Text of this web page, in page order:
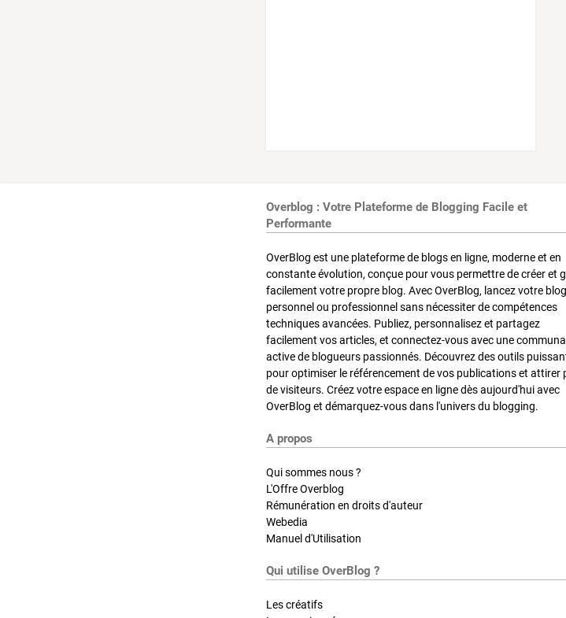
Overblog : Votre Plateforme de Blogging Facile et
Performante
OverBlog est une plateforme de blogs en ligne, moderne et en
constante évolution, conçue pour vous permettre de créer et
facilement votre propre blog. Avec OverBlog, lancez votre blog
personnel ou professionnel sans nécessiter de compétences
techniques avancées. Publiez, personnalisez et partagez
facilement vos articles, et connectez-vous avec une
active de blogueurs passionnés. Découvrez des outils
pour optimiser le référencement de vos publications et attirer
de visiteurs. Créez votre espace en ligne dès aujourd'hui avec
OverBlog et démarquez-vous dans l'univers du blogging.
A propos
Qui sommes nous ?
L'Offre Overblog
Rémunération en droits d'auteur
Webedia
Manuel d'Utilisation
Qui utilise OverBlog ?
Les créatifs